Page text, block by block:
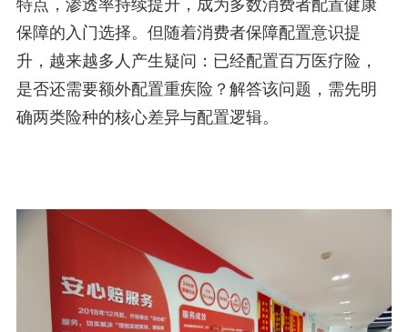
特点，渗透率持续提升，成为多数消费者配置健康
保障的入门选择。但随着消费者保障配置意识提
升，越来越多人产生疑问：已经配置百万医疗险，
是否还需要额外配置重疾险？解答该问题，需先明
确两类险种的核心差异与配置逻辑。